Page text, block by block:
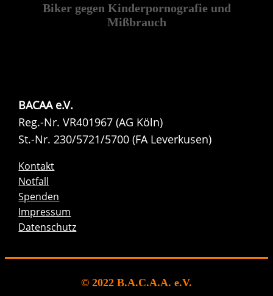
Biker gegen Kinderpornografie und
Mißbrauch
BACAA e.V.
Reg.-Nr. VR401967 (AG Köln)
St.-Nr. 230/5721/5700 (FA Leverkusen)
Kontakt
Notfall
Spenden
Impressum
Datenschutz
© 2022 B.A.C.A.A. e.V.